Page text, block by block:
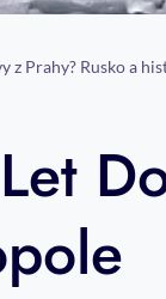
z Prahy? Rusko a